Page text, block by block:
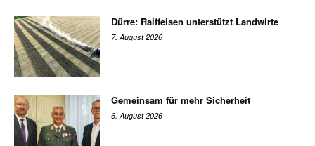
Dürre: Raiffeisen unterstützt Landwirte
7. August 2026
Gemeinsam für mehr Sicherheit
6. August 2026